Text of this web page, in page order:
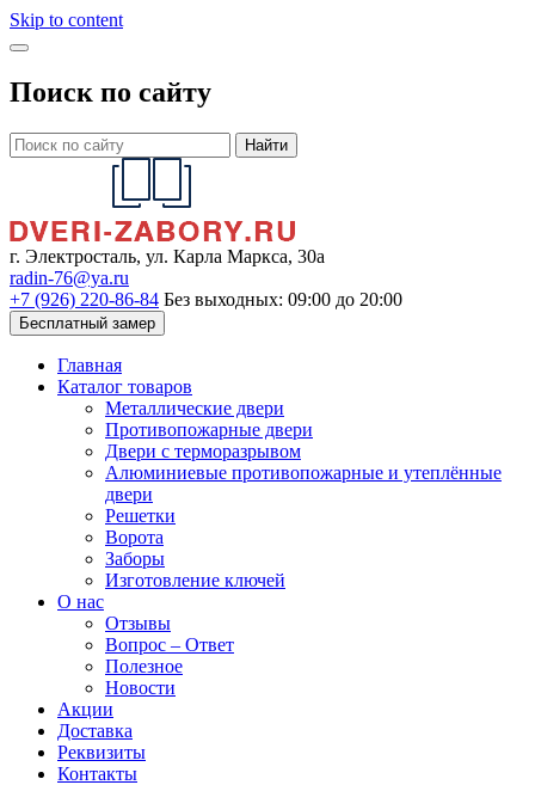
Skip to content
Поиск по сайту
Найти
г. Электросталь, ул. Карла Маркса, 30а
radin-76@ya.ru
+7 (926) 220-86-84 Без выходных: 09:00 до 20:00
Бесплатный замер
Главная
Каталог товаров
Металлические двери
Противопожарные двери
Двери с терморазрывом
Алюминиевые противопожарные и утеплённые
двери
Решетки
Ворота
Заборы
Изготовление ключей
О нас
Отзывы
Вопрос – Ответ
Полезное
Новости
Акции
Доставка
Реквизиты
Контакты